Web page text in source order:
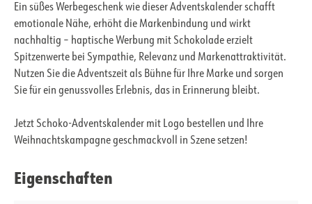
Ein süßes Werbegeschenk wie dieser Adventskalender schafft
emotionale Nähe, erhöht die Markenbindung und wirkt
nachhaltig – haptische Werbung mit Schokolade erzielt
Spitzenwerte bei Sympathie, Relevanz und Markenattraktivität.
Nutzen Sie die Adventszeit als Bühne für Ihre Marke und sorgen
Sie für ein genussvolles Erlebnis, das in Erinnerung bleibt.
Jetzt Schoko-Adventskalender mit Logo bestellen und Ihre
Weihnachtskampagne geschmackvoll in Szene setzen!
Eigenschaften